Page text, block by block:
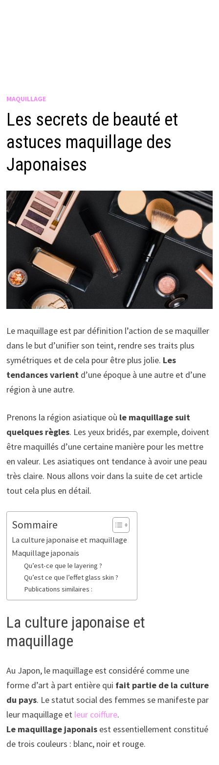
MAQUILLAGE
Les secrets de beauté et
astuces maquillage des
Japonaises
Le maquillage est par définition l’action de se maquiller
dans le but d’unifier son teint, rendre ses traits plus
symétriques et de cela pour être plus jolie. Les
tendances varient d’une époque à une autre et d’une
région à une autre.
Prenons la région asiatique où le maquillage suit
quelques règles. Les yeux bridés, par exemple, doivent
être maquillés d’une certaine manière pour les mettre
en valeur. Les asiatiques ont tendance à avoir une peau
très claire. Nous allons voir dans la suite de cet article
tout cela plus en détail.
Sommaire
La culture japonaise et maquillage
Maquillage japonais
Qu’est-ce que le layering ?
Qu’est ce que l’effet glass skin ?
Publications similaires :
La culture japonaise et
maquillage
Au Japon, le maquillage est considéré comme une
forme d’art à part entière qui fait partie de la culture
du pays. Le statut social des femmes se manifeste par
leur maquillage et leur coiffure.
Le maquillage japonais est essentiellement constitué
de trois couleurs : blanc, noir et rouge.